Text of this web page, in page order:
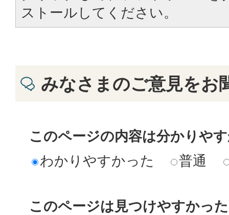
ストールしてください。
みなさまのご意見をお
このページの内容は分かりや
わかりやすかった
普通
このページは見つけやすかっ